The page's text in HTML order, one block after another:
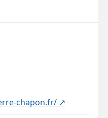
chapon.fr/ ↗